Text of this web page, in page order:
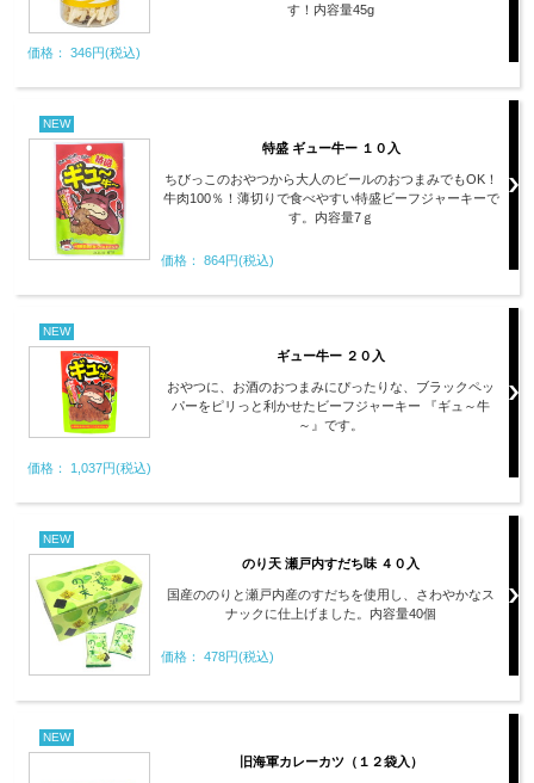
す！内容量45g
価格： 346円(税込)
NEW
特盛 ギュー牛ー １０入
ちびっこのおやつから大人のビールのおつまみでもOK！
牛肉100％！薄切りで食べやすい特盛ビーフジャーキーで
す。内容量7ｇ
価格： 864円(税込)
NEW
ギュー牛ー ２０入
おやつに、お酒のおつまみにぴったりな、ブラックペッ
パーをピリっと利かせたビーフジャーキー 『ギュ～牛
～』です。
価格： 1,037円(税込)
NEW
のり天 瀬戸内すだち味 ４０入
国産ののりと瀬戸内産のすだちを使用し、さわやかなス
ナックに仕上げました。内容量40個
価格： 478円(税込)
NEW
旧海軍カレーカツ（１２袋入）